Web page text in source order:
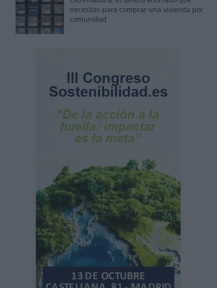
necesitas para comprar una vivienda por
comunidad